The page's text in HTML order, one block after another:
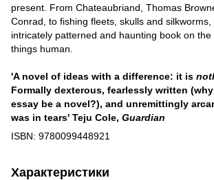
present. From Chateaubriand, Thomas
Conrad, to fishing fleets, skulls and
intricately patterned and haunting book on
things human.
'A novel of ideas with a difference: it is
Formally dexterous, fearlessly written
essay be a novel?), and unremittingly
was in tears' Teju Cole, Guardian
ISBN: 9780099448921
Характеристики